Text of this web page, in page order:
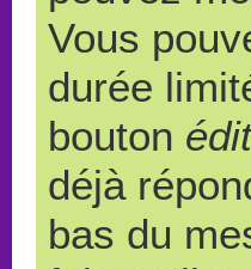
Vous
durée
bouton
déjà
bas du